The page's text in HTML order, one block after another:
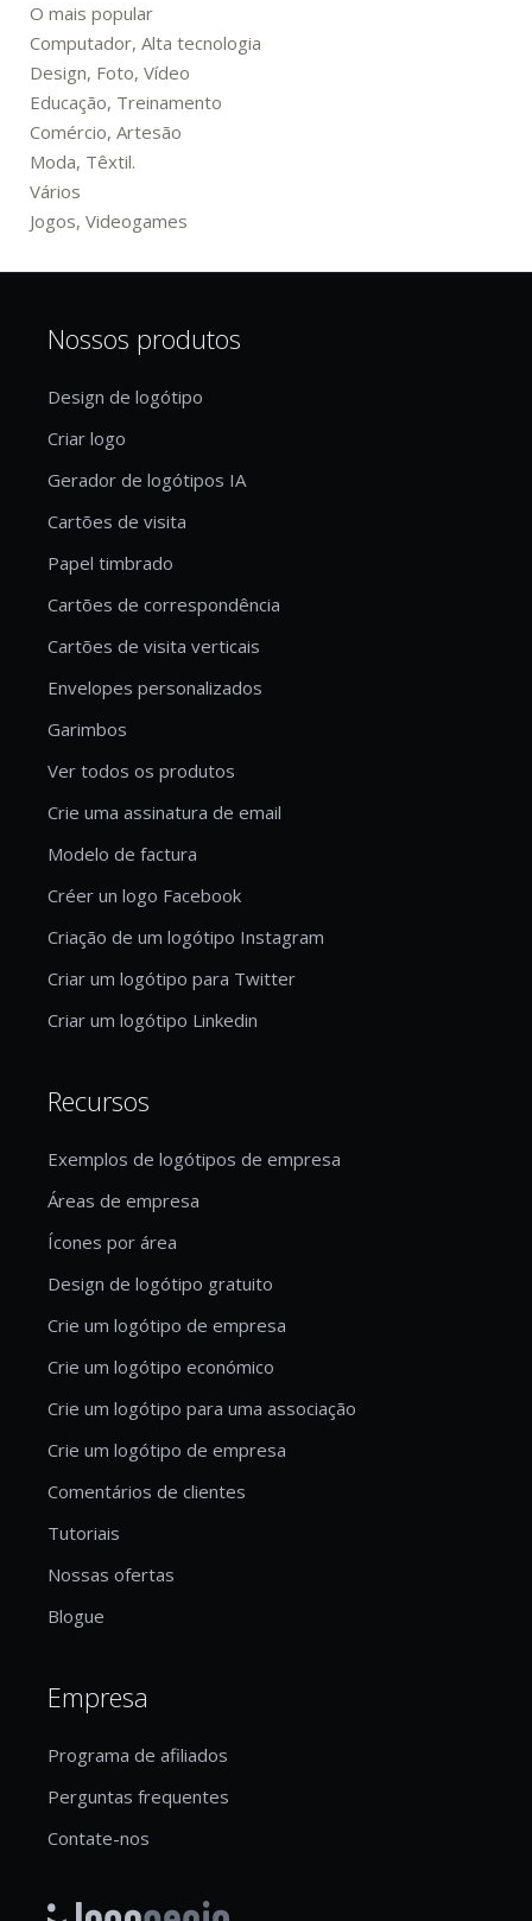
O mais popular
Computador, Alta tecnologia
Design, Foto, Vídeo
Educação, Treinamento
Comércio, Artesão
Moda, Têxtil.
Vários
Jogos, Videogames
Nossos produtos
Design de logótipo
Criar logo
Gerador de logótipos IA
Cartões de visita
Papel timbrado
Cartões de correspondência
Cartões de visita verticais
Envelopes personalizados
Garimbos
Ver todos os produtos
Crie uma assinatura de email
Modelo de factura
Créer un logo Facebook
Criação de um logótipo Instagram
Criar um logótipo para Twitter
Criar um logótipo Linkedin
Recursos
Exemplos de logótipos de empresa
Áreas de empresa
Ícones por área
Design de logótipo gratuito
Crie um logótipo de empresa
Crie um logótipo económico
Crie um logótipo para uma associação
Crie um logótipo de empresa
Comentários de clientes
Tutoriais
Nossas ofertas
Blogue
Empresa
Programa de afiliados
Perguntas frequentes
Contate-nos